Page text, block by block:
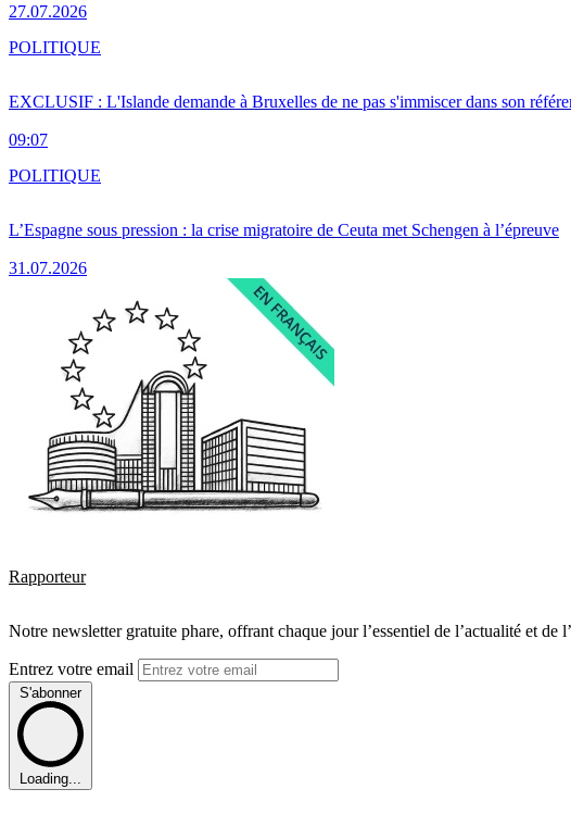
27.07.2026
EXCLUSIF : L'Islande demande à Bruxelles de ne pas s'immiscer dans son
09:07
POLITIQUE
L’Espagne sous pression : la crise migratoire de Ceuta met Schengen à l’épreuve
31.07.2026
POLITIQUE
Rapporteur
Notre newsletter gratuite phare, offrant chaque jour l’essentiel de l’actualité et
Entrez votre email
S'abonner
Loading...